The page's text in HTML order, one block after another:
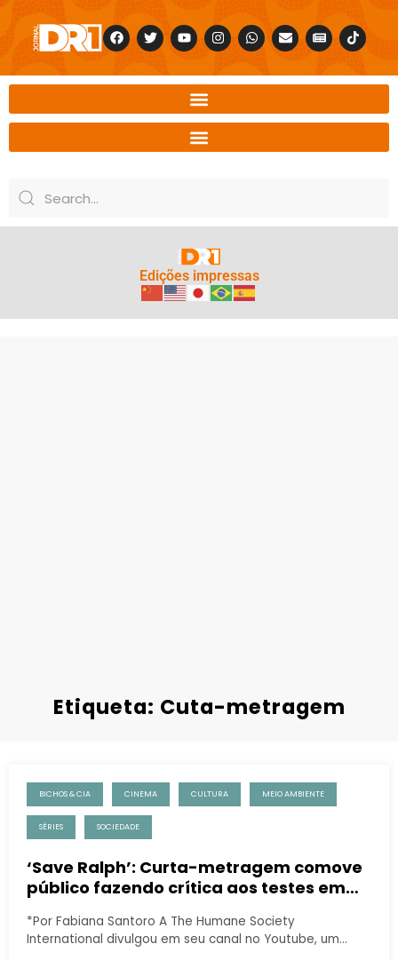
Edições impressas
Etiqueta: Cuta-metragem
BICHOS & CIA CINEMA CULTURA MEIO AMBIENTE
SÉRIES SOCIEDADE
‘Save Ralph’: Curta-metragem comove
público fazendo crítica aos testes em
*Por Fabiana Santoro A The Humane Society
International divulgou em seu canal no Youtube, um…